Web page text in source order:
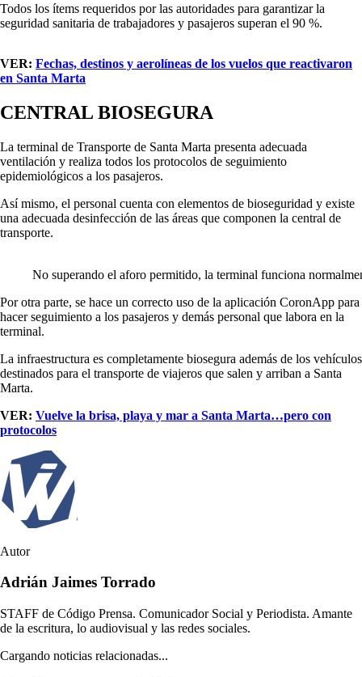
Todos los ítems requeridos por las autoridades para garantizar la
seguridad sanitaria de trabajadores y pasajeros superan el 90 %.
VER: Fechas, destinos y aerolíneas de los vuelos que reactivaron
en Santa Marta
CENTRAL BIOSEGURA
La terminal de Transporte de Santa Marta presenta adecuada
ventilación y realiza todos los protocolos de seguimiento
epidemiológicos a los pasajeros.
Así mismo, el personal cuenta con elementos de bioseguridad y existe
una adecuada desinfección de las áreas que componen la central de
transporte.
No superando el aforo permitido, la terminal funciona
Por otra parte, se hace un correcto uso de la aplicación CoronApp para
hacer seguimiento a los pasajeros y demás personal que labora en la
terminal.
La infraestructura es completamente biosegura además de los vehículos
destinados para el transporte de viajeros que salen y arriban a Santa
Marta.
VER: Vuelve la brisa, playa y mar a Santa Marta…pero con
protocolos
Autor
Adrián Jaimes Torrado
STAFF de Código Prensa. Comunicador Social y Periodista. Amante
de la escritura, lo audiovisual y las redes sociales.
Cargando noticias relacionadas...